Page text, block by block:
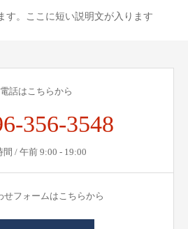
す。ここに短い説明文が入ります
話はこちらから
356-3548
間 / 午前 9:00 - 19:00
せフォームはこちらから